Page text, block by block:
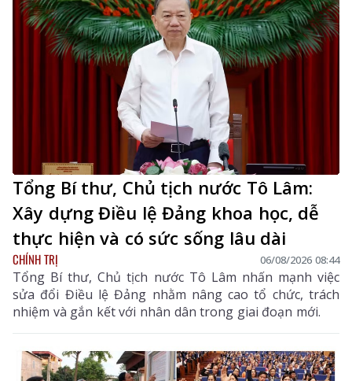
Tổng Bí thư, Chủ tịch nước Tô Lâm:
Xây dựng Điều lệ Đảng khoa học, dễ
thực hiện và có sức sống lâu dài
CHÍNH TRỊ 06/08/2026 08:44
Tổng Bí thư, Chủ tịch nước Tô Lâm nhấn mạnh việc
sửa đổi Điều lệ Đảng nhằm nâng cao tổ chức, trách
nhiệm và gắn kết với nhân dân trong giai đoạn mới.